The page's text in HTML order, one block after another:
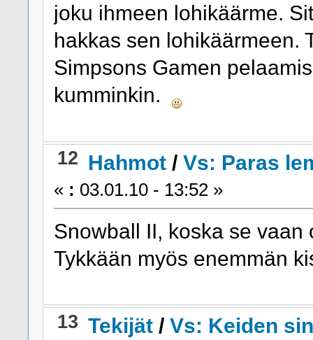
joku ihmeen lohikäärme.
hakkas sen lohikäärmeen.
Simpsons Gamen
kumminkin.
12 Hahmot /Vs: Paras
« : 03.01.10 - 13:52 »
Snowball II, koska se
Tykkään myös enemmän
13 Tekijät /Vs: Keiden